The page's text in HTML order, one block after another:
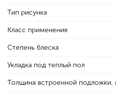
Тип рисунка
Класс применения
Степень блеска
Укладка под теплый пол
Толщина встроенной